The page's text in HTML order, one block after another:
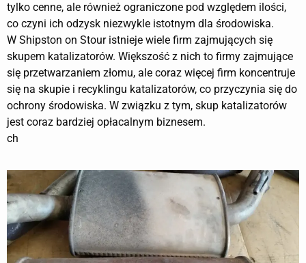
tylko cenne, ale również ograniczone pod względem ilości,
co czyni ich odzysk niezwykle istotnym dla środowiska.
W Shipston on Stour istnieje wiele firm zajmujących się
skupem katalizatorów. Większość z nich to firmy zajmujące
się przetwarzaniem złomu, ale coraz więcej firm koncentruje
się na skupie i recyklingu katalizatorów, co przyczynia się do
ochrony środowiska. W związku z tym, skup katalizatorów
jest coraz bardziej opłacalnym biznesem.
ch